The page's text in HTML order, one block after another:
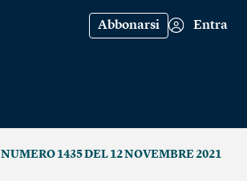
Abbonarsi Entra
NUMERO 1435 DEL 12 NOVEMBRE 2021